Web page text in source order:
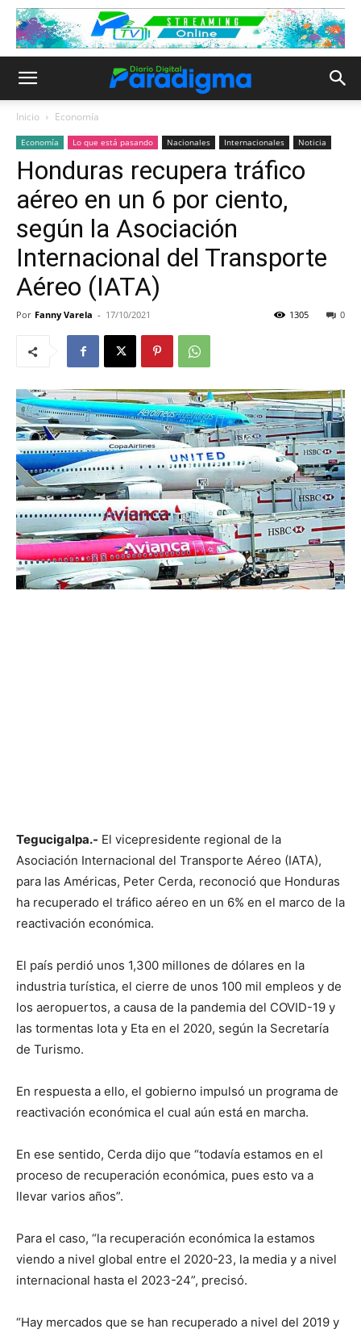
Inicio Economía
Economía Lo que está pasando Nacionales Internacionales Noticia
Honduras recupera tráfico
aéreo en un 6 por ciento,
según la Asociación
Internacional del Transporte
Aéreo (IATA)
Por Fanny Varela - 17/10/2021 0
1305
Tegucigalpa.- El vicepresidente regional de la
Asociación Internacional del Transporte Aéreo (IATA),
para las Américas, Peter Cerda, reconoció que Honduras
ha recuperado el tráfico aéreo en un 6% en el marco de la
reactivación económica.
El país perdió unos 1,300 millones de dólares en la
industria turística, el cierre de unos 100 mil empleos y de
los aeropuertos, a causa de la pandemia del COVID-19 y
las tormentas Iota y Eta en el 2020, según la Secretaría
de Turismo.
En respuesta a ello, el gobierno impulsó un programa de
reactivación económica el cual aún está en marcha.
En ese sentido, Cerda dijo que “todavía estamos en el
proceso de recuperación económica, pues esto va a
llevar varios años”.
Para el caso, “la recuperación económica la estamos
viendo a nivel global entre el 2020-23, la media y a nivel
internacional hasta el 2023-24”, precisó.
“Hay mercados que se han recuperado a nivel del 2019 y